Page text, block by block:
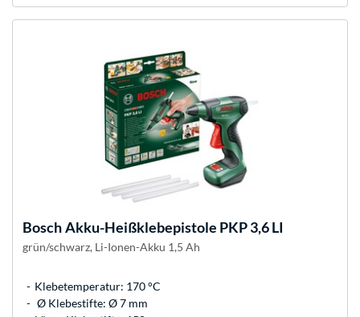
BoschAkku-Heißklebepistole PKP 3,6 LI
grün/schwarz, Li-Ionen-Akku 1,5 Ah
Klebetemperatur: 170 °C
Ø Klebestifte: Ø 7 mm